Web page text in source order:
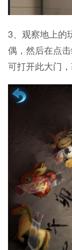
3、观察地上的
偶，然后在点
可打开此大门